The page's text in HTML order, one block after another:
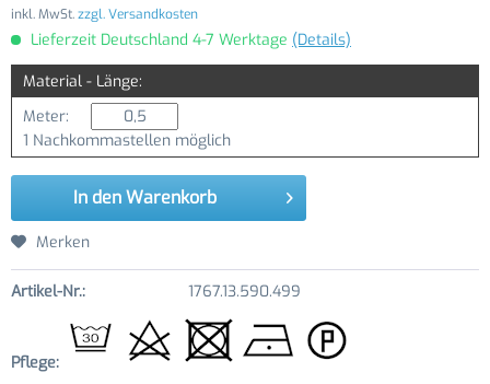
inkl. MwSt.zzgl. Versandkosten
Lieferzeit Deutschland 4-7 Werktage (Details)
Material - Länge:
Meter:
1 Nachkommastellen möglich
In den Warenkorb
Merken
Artikel-Nr.: 1767.13.590.499
Pflege: